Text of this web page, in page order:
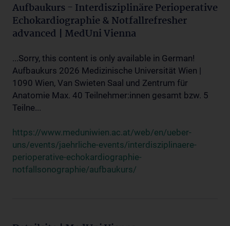
Aufbaukurs - Interdisziplinäre Perioperative
Echokardiographie & Notfallrefresher
advanced | MedUni Vienna
...Sorry, this content is only available in German!
Aufbaukurs 2026 Medizinische Universität Wien |
1090 Wien, Van Swieten Saal und Zentrum für
Anatomie Max. 40 Teilnehmer:innen gesamt bzw. 5
Teilne...
https://www.meduniwien.ac.at/web/en/ueber-
uns/events/jaehrliche-events/interdisziplinaere-
perioperative-echokardiographie-
notfallsonographie/aufbaukurs/